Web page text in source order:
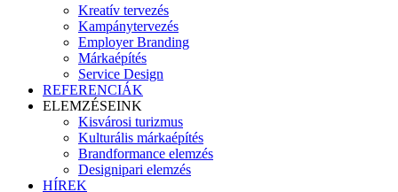
Kreatív tervezés
Kampánytervezés
Employer Branding
Márkaépítés
Service Design
REFERENCIÁK
ELEMZÉSEINK
Kisvárosi turizmus
Kulturális márkaépítés
Brandformance elemzés
Designipari elemzés
HÍREK